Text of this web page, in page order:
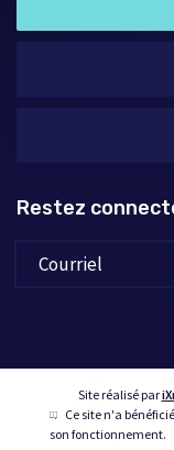
Restez
Site réalisé par
Ce site n'a
son fonctionnement.